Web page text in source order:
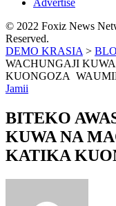
Advertise
© 2022 Foxiz News
Reserved.
DEMO KRASIA >
WACHUNGAJI
KUONGOZA
Jamii
BITEKO
KUWA NA
KATIKA